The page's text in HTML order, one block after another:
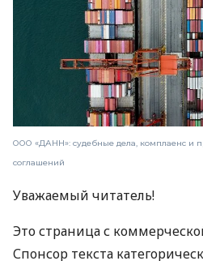
ООО «ДАНН»: судебные дела, комплаенс и
соглашений
Уважаемый читатель!
Это страница с
Спонсор текста